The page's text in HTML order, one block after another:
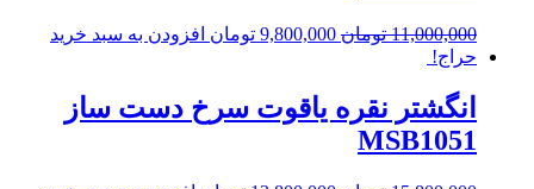
11,000,000 تومان 9,800,000 تومان افزودن به سبد خرید
حراج!
انگشتر نقره یاقوت سرخ دست ساز
MSB1051